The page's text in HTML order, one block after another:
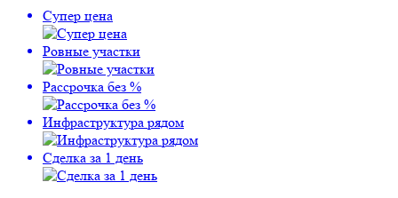
Супер цена
Ровные участки
Рассрочка без %
Инфраструктура рядом
Сделка за 1 день